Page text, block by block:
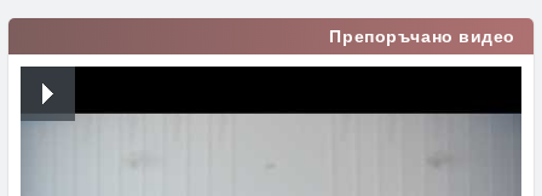
Препоръчано видео